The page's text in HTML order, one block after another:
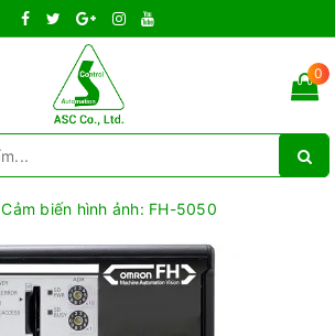
0
Cảm biến hình ảnh: FH-5050